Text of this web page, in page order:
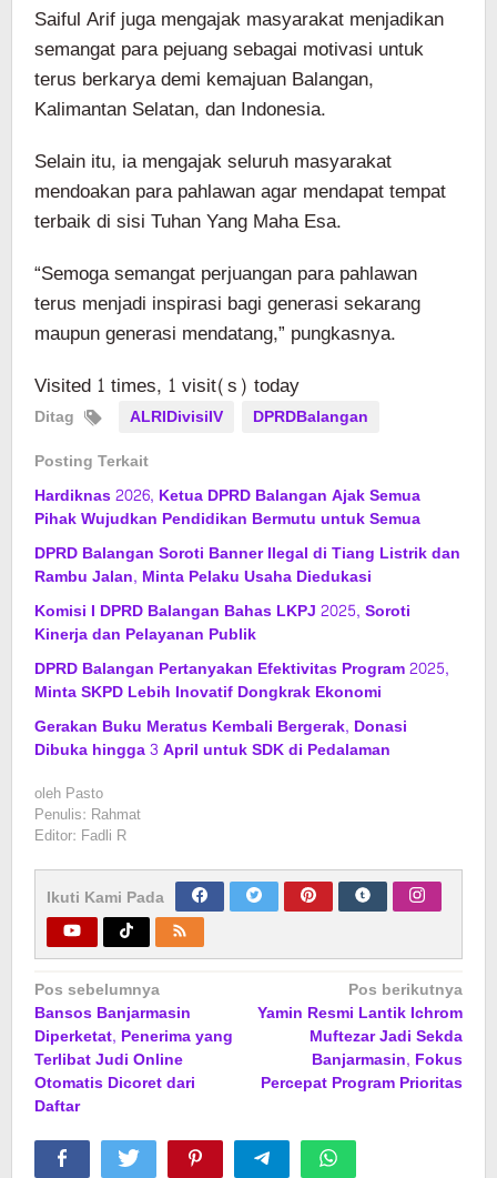
Saiful Arif juga mengajak masyarakat menjadikan
semangat para pejuang sebagai motivasi untuk
terus berkarya demi kemajuan Balangan,
Kalimantan Selatan, dan Indonesia.
Selain itu, ia mengajak seluruh masyarakat
mendoakan para pahlawan agar mendapat tempat
terbaik di sisi Tuhan Yang Maha Esa.
“Semoga semangat perjuangan para pahlawan
terus menjadi inspirasi bagi generasi sekarang
maupun generasi mendatang,” pungkasnya.
Visited 1 times, 1 visit(s) today
Ditag ALRIDivisiIV
DPRDBalangan
Posting Terkait
Hardiknas 2026, Ketua DPRD Balangan Ajak Semua
Pihak Wujudkan Pendidikan Bermutu untuk Semua
DPRD Balangan Soroti Banner Ilegal di Tiang Listrik dan
Rambu Jalan, Minta Pelaku Usaha Diedukasi
Komisi I DPRD Balangan Bahas LKPJ 2025, Soroti
Kinerja dan Pelayanan Publik
DPRD Balangan Pertanyakan Efektivitas Program 2025,
Minta SKPD Lebih Inovatif Dongkrak Ekonomi
Gerakan Buku Meratus Kembali Bergerak, Donasi
Dibuka hingga 3 April untuk SDK di Pedalaman
oleh Pasto
Penulis: Rahmat
Editor: Fadli R
Ikuti Kami Pada
Navigasi
pos
Pos sebelumnya
Bansos Banjarmasin
Diperketat, Penerima yang
Terlibat Judi Online
Otomatis Dicoret dari
Daftar
Pos berikutnya
Yamin Resmi Lantik Ichrom
Muftezar Jadi Sekda
Banjarmasin, Fokus
Percepat Program Prioritas